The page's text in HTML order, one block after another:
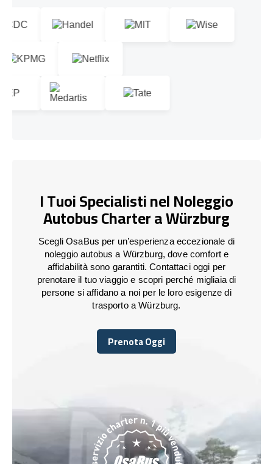
I Tuoi Specialisti nel Noleggio
Autobus Charter a Würzburg
Scegli OsaBus per un’esperienza eccezionale di
noleggio autobus a Würzburg, dove comfort e
affidabilità sono garantiti. Contattaci oggi per
prenotare il tuo viaggio e scopri perché migliaia di
persone si affidano a noi per le loro esigenze di
trasporto a Würzburg.
Prenota Oggi
Prenota Oggi